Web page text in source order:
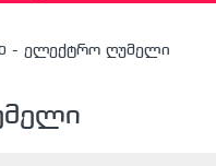
- ელექტრო ღუმელი